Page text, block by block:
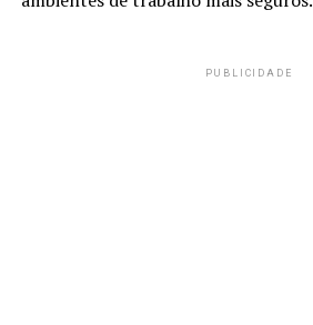
PUBLICIDADE